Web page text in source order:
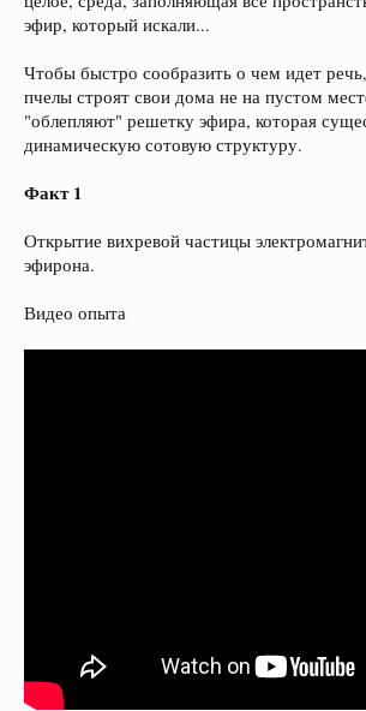
эфир, который искали...
Чтобы быстро сообразить о чем идет
пчелы строят свои дома не на пустом
"облепляют" решетку эфира, которая
динамическую сотовую структуру.
Факт 1
Открытие вихревой частицы
эфирона.
Видео опыта